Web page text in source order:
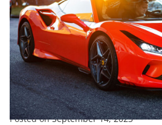
ENTERTAINMENT EXCLUSIVE
What Is The Hardest Working
Posted onSeptember 14, 2023